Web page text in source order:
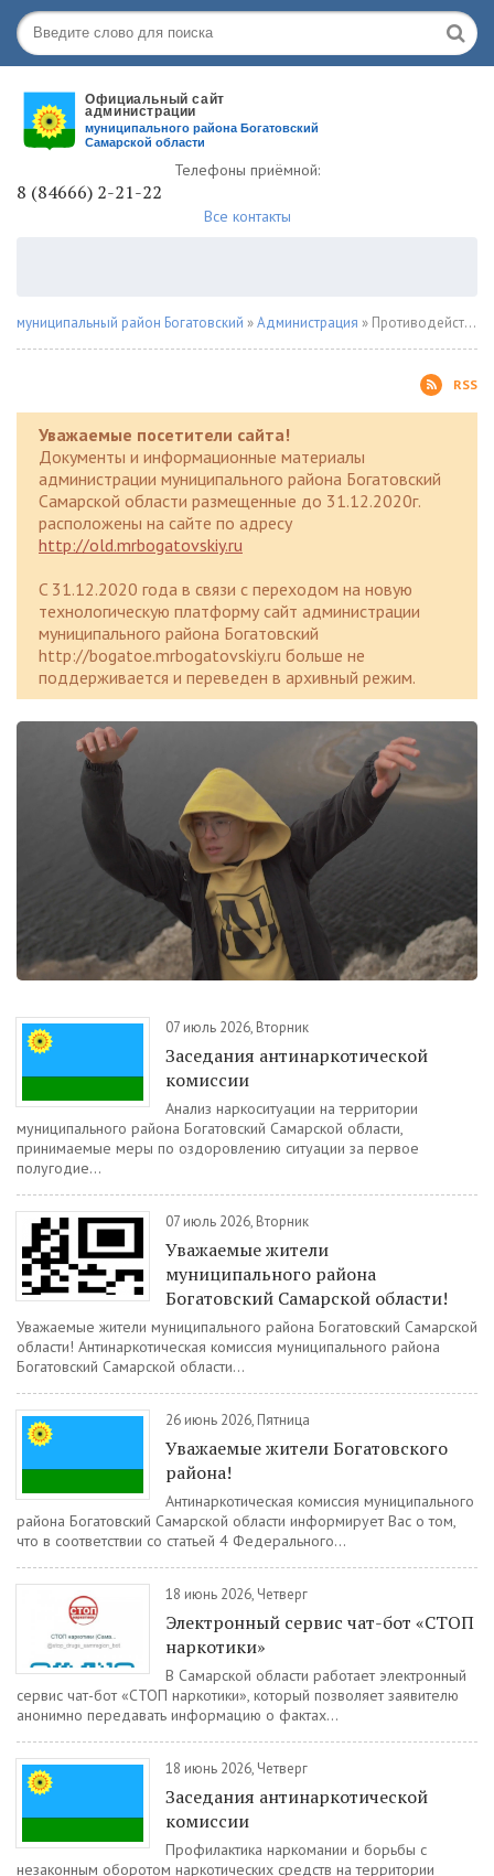
Телефоны приёмной:
8 (84666) 2-21-22
Все контакты
муниципальный район Богатовский »Администрация » Противодействие наркомании
RSS
Уважаемые посетители сайта!
Документы и информационные материалы
администрации муниципального района Богатовский
Самарской области размещенные до 31.12.2020г.
расположены на сайте по адресу
http://old.mrbogatovskiy.ru
C 31.12.2020 года в связи с переходом на новую
технологическую платформу сайт администрации
муниципального района Богатовский
http://bogatoe.mrbogatovskiy.ru больше не
поддерживается и переведен в архивный режим.
07 июль 2026, Вторник
Заседания антинаркотической
комиссии
Анализ наркоситуации на территории
муниципального района Богатовский Самарской области,
принимаемые меры по оздоровлению ситуации за первое
полугодие...
07 июль 2026, Вторник
Уважаемые жители
муниципального района
Богатовский Самарской области!
Уважаемые жители муниципального района Богатовский Самарской
области! Антинаркотическая комиссия муниципального района
Богатовский Самарской области...
26 июнь 2026, Пятница
Уважаемые жители Богатовского
района!
Антинаркотическая комиссия муниципального
района Богатовский Самарской области информирует Вас о том,
что в соответствии со статьей 4 Федерального...
18 июнь 2026, Четверг
Электронный сервис чат-бот «СТОП
наркотики»
В Самарской области работает электронный
сервис чат-бот «СТОП наркотики», который позволяет заявителю
анонимно передавать информацию о фактах...
18 июнь 2026, Четверг
Заседания антинаркотической
комиссии
Профилактика наркомании и борьбы с
незаконным оборотом наркотических средств на территории